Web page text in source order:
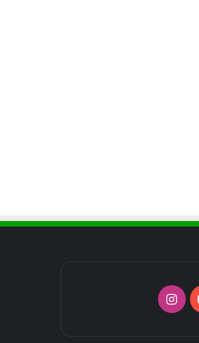
يوتيوبانستقرام